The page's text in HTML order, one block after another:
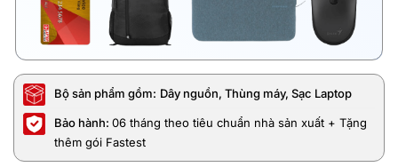
Bộ sản phẩm gồm: Dây nguồn, Thùng máy, Sạc Laptop
Bảo hành: 06 tháng theo tiêu chuẩn nhà sản xuất + Tặng
thêm gói Fastest